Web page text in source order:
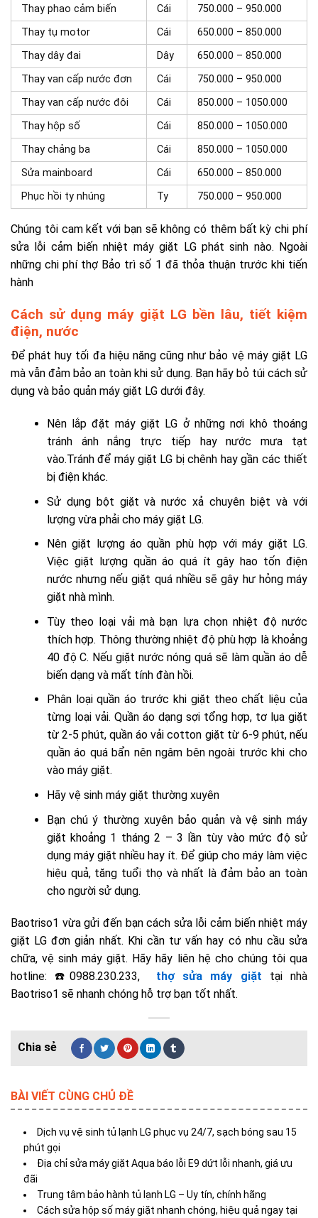
Thay phao cảm biến Cái
750.000 – 950.000
Thay tụ motor
Cái
650.000 – 850.000
Thay dây đai
Dây
650.000 – 850.000
Thay van cấp nước đơn
Cái
750.000 – 950.000
Thay van cấp nước đôi
Cái
850.000 – 1050.000
Thay hộp số
Cái
850.000 – 1050.000
Thay chảng ba
Cái
850.000 – 1050.000
Sửa mainboard
Cái
650.000 – 850.000
Phục hồi ty nhúng
Ty 750.000 – 950.000
Chúng tôi cam kết với bạn sẽ không có thêm bất kỳ chi phí
sửa lỗi cảm biến nhiệt máy giặt LG phát sinh nào. Ngoài
những chi phí thợ Bảo trì số 1 đã thỏa thuận trước khi tiến
hành
Cách sử dụng máy giặt LG bền lâu, tiết kiệm
điện, nước
Để phát huy tối đa hiệu năng cũng như bảo vệ máy giặt LG
mà vẫn đảm bảo an toàn khi sử dụng. Bạn hãy bỏ túi cách sử
dụng và bảo quản máy giặt LG dưới đây.
Nên lắp đặt máy giặt LG ở những nơi khô thoáng
tránh ánh nắng trực tiếp hay nước mưa tạt
vào.Tránh để máy giặt LG bị chênh hay gần các thiết
bị điện khác.
Sử dụng bột giặt và nước xả chuyên biệt và với
lượng vừa phải cho máy giặt LG.
Nên giặt lượng áo quần phù hợp với máy giặt LG.
Việc giặt lượng quần áo quá ít gây hao tốn điện
nước nhưng nếu giặt quá nhiều sẽ gây hư hỏng máy
giặt nhà mình.
Tùy theo loại vải mà bạn lựa chọn nhiệt độ nước
thích hợp. Thông thường nhiệt độ phù hợp là khoảng
40 độ C. Nếu giặt nước nóng quá sẽ làm quần áo dễ
biến dạng và mất tính đàn hồi.
Phân loại quần áo trước khi giặt theo chất liệu của
từng loại vải. Quần áo dạng sợi tổng hợp, tơ lụa giặt
từ 2-5 phút, quần áo vải cotton giặt từ 6-9 phút, nếu
quần áo quá bẩn nên ngâm bên ngoài trước khi cho
vào máy giặt.
Hãy vệ sinh máy giặt thường xuyên
Bạn chú ý thường xuyên bảo quản và vệ sinh máy
giặt khoảng 1 tháng 2 – 3 lần tùy vào mức độ sử
dụng máy giặt nhiều hay ít. Để giúp cho máy làm việc
hiệu quả, tăng tuổi thọ và nhất là đảm bảo an toàn
cho người sử dụng.
Baotriso1 vừa gửi đến bạn cách sửa lỗi cảm biến nhiệt máy
giặt LG đơn giản nhất. Khi cần tư vấn hay có nhu cầu sửa
chữa, vệ sinh máy giặt. Hãy hãy liên hệ cho chúng tôi qua
hotline: ☎️0988.230.233,
thợ sửa máy giặt
tại nhà
Baotriso1 sẽ nhanh chóng hỗ trợ bạn tốt nhất.
BÀI VIẾT CÙNG CHỦ ĐỀ
Dịch vụ vệ sinh tủ lạnh LG phục vụ 24/7, sạch bóng sau 15
phút gọi
Địa chỉ sửa máy giặt Aqua báo lỗi E9 dứt lỗi nhanh, giá ưu
đãi
Trung tâm bảo hành tủ lạnh LG – Uy tín, chính hãng
Cách sửa hộp số máy giặt nhanh chóng, hiệu quả ngay tại